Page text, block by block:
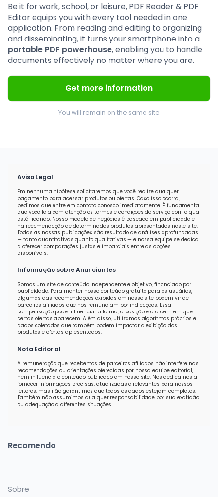
Be it for work, school, or leisure, PDF Reader & PDF
Editor equips you with every tool needed in one
application. From reading and editing to organizing
and disseminating, it turns your smartphone into a
portable PDF powerhouse, enabling you to handle
documents effectively no matter where you are.
Get more information
You will remain on the same site
Aviso Legal
Em nenhuma hipótese solicitaremos que você realize qualquer
pagamento para acessar produtos ou ofertas. Caso isso ocorra,
pedimos que entre em contato conosco imediatamente. É fundamental
que você leia com atenção os termos e condições do serviço com o qual
está lidando. Nosso modelo de negócios é baseado em publicidade e
na recomendação de determinados produtos apresentados neste site.
Todas as nossas publicações são resultado de análises aprofundadas
— tanto quantitativas quanto qualitativas — e nossa equipe se dedica
a oferecer comparações justas e imparciais entre as opções
disponíveis.
Informação sobre Anunciantes
Somos um site de conteúdo independente e objetivo, financiado por
publicidade. Para manter nosso conteúdo gratuito para os usuários,
algumas das recomendações exibidas em nosso site podem vir de
parceiros afiliados que nos remuneram por indicações. Essa
compensação pode influenciar a forma, a posição e a ordem em que
certas ofertas aparecem. Além disso, utilizamos algoritmos próprios e
dados coletados que também podem impactar a exibição dos
produtos e ofertas apresentados.
Nota Editorial
A remuneração que recebemos de parceiros afiliados não interfere nas
recomendações ou orientações oferecidas por nossa equipe editorial,
nem influencia o conteúdo publicado em nosso site. Nos dedicamos a
fornecer informações precisas, atualizadas e relevantes para nossos
leitores, mas não garantimos que todos os dados estejam completos.
Também não assumimos qualquer responsabilidade por sua exatidão
ou adequação a diferentes situações.
Recomendo
Sobre